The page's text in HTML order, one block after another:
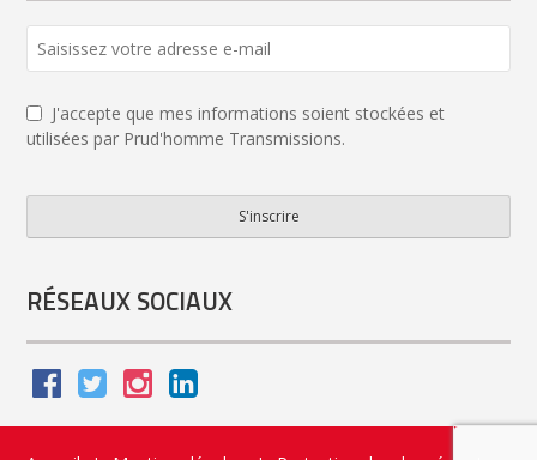
J'accepte que mes informations soient stockées et
utilisées par Prud'homme Transmissions.
S'inscrire
URL *
RÉSEAUX SOCIAUX